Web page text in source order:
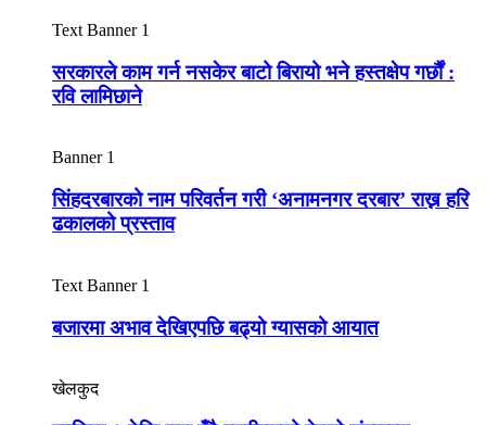
Text Banner 1
सरकारले काम गर्न नसकेर बाटो बिरायो भने हस्तक्षेप गर्छौं :
रवि लामिछाने
Banner 1
सिंहदरबारको नाम परिवर्तन गरी ‘अनामनगर दरबार’ राख्न हरि
ढकालको प्रस्ताव
Text Banner 1
बजारमा अभाव देखिएपछि बढ्यो ग्यासको आयात
खेलकुद